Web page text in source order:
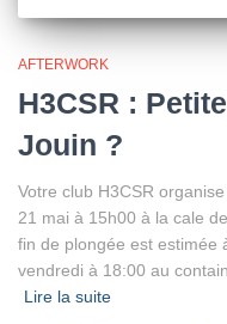
ParH3CSR, il y a4 ans
Pagination
des
publications
1 2